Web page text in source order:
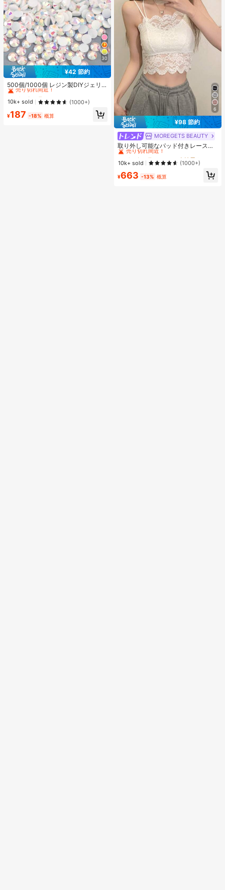
30
¥42 節約
500個/1000個 レジン製DIYジェリ
ーフラットバックラインストーン 小
さな丸型ラインストーン ミニ装飾ア
クセサリー スマホケース、カップ、
靴、ブーツ、衣類装飾、ハンドメイ
ドDIYアイドル応援ファン、ネーム
#3 ベストセラー
に ホーム＆リビング
売り切れ間近！
#3 ベストセラー
売り切れ間近！
#3 ベストセラー
売り切れ間近！
#3 ベストセラー
売り切れ間近！
10k+ sold (1000+)
¥187 -18% 概算
6
¥98 節約
MOREGETS BEAUTY
取り外し可能なパッド付きレースキ
ャミソール、多用途ノースリーブア
ンダーシャツ、女性向け、新学期、
クリスマス、春節、カジュアルホワ
イトサマー、シック&エレガント
#1 ベストセラー
モスク 女性用タンクトップ&キャミス
売り切れ間近！
#1 ベストセラー
売り切れ間近！
#1 ベストセラー
売り切れ間近！
#1 ベストセラー
売り切れ間近！
10k+ sold (1000+)
¥663 -13% 概算